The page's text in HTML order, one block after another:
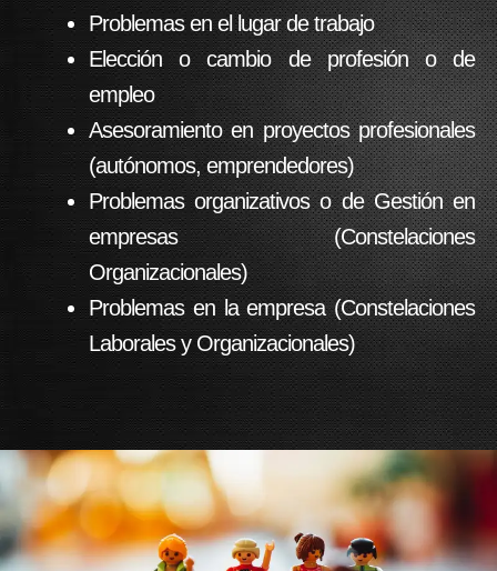
Problemas en el lugar de trabajo
Elección o cambio de profesión o de
empleo
Asesoramiento en proyectos profesionales
(autónomos, emprendedores)
Problemas organizativos o de Gestión en
empresas (Constelaciones
Organizacionales)
Problemas en la empresa (Constelaciones
Laborales y Organizacionales)